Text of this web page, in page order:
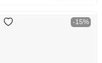
-15%